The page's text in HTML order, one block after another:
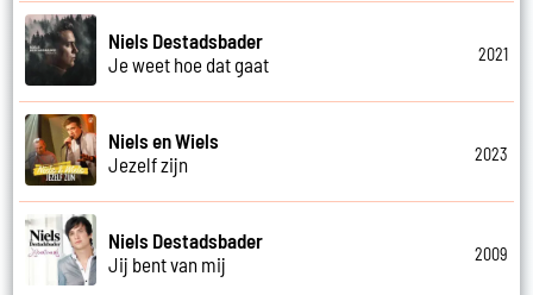
Niels Destadsbader
Je weet hoe dat gaat
2021
Niels en Wiels
Jezelf zijn
2023
Niels Destadsbader
Jij bent van mij
2009